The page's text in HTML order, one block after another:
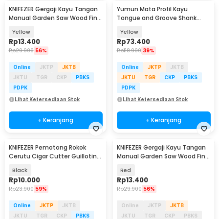
KNIFEZER Gergaji Kayu Tangan
Manual Garden Saw Wood Fine
Yellow
Rp13.400
Rp29.900 56%
Online JKTP
JKTB
JKTU
TGR CKP
PBKS
PDPK
Lihat Ketersediaan Stok
+ Keranjang
Yumun Mata Profil Kayu
Tongue and Groove Shank
Yellow
Rp73.400
Rp118.900 39%
Online JKTP
JKTB
JKTU
TGR CKP
PBKS
PDPK
Lihat Ketersediaan Stok
+ Keranjang
KNIFEZER Pemotong Rokok
Cerutu Cigar Cutter Guillotine
Black
Rp10.000
Rp23.900 59%
Online JKTP
JKTB
JKTU
TGR CKP
PBKS
KNIFEZER Gergaji Kayu Tangan
Manual Garden Saw Wood Fine
Red
Rp13.400
Rp29.900 56%
Online JKTP
JKTB
JKTU
TGR CKP
PBKS